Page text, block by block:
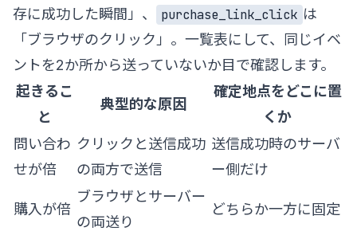
存に成功した瞬間」、 purchase_link_click は
「ブラウザのクリック」。一覧表にして、同じイベ
ントを2か所から送っていないか目で確認します。
起きるこ
と
典型的な原因
確定地点をどこに置
くか
問い合わ
せが倍
クリックと送信成功
の両方で送信
送信成功時のサーバ
ー側だけ
購入が倍
ブラウザとサーバー
の両送り
どちらか一方に固定